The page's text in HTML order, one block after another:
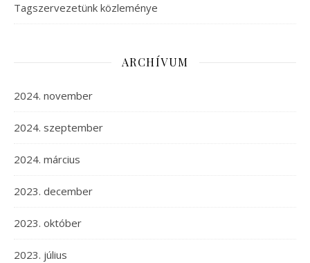
Tagszervezetünk közleménye
ARCHÍVUM
2024. november
2024. szeptember
2024. március
2023. december
2023. október
2023. július